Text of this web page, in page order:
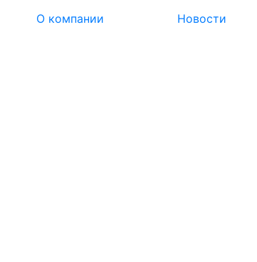
О компании Новости